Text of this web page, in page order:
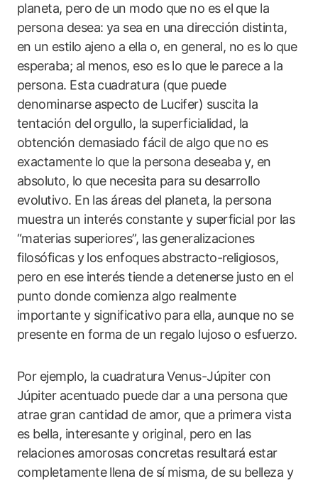
planeta, pero de un modo que no es el que la
persona desea: ya sea en una dirección distinta,
en un estilo ajeno a ella o, en general, no es lo que
esperaba; al menos, eso es lo que le parece a la
persona. Esta cuadratura (que puede
denominarse aspecto de Lucifer) suscita la
tentación del orgullo, la superficialidad, la
obtención demasiado fácil de algo que no es
exactamente lo que la persona deseaba y, en
absoluto, lo que necesita para su desarrollo
evolutivo. En las áreas del planeta, la persona
muestra un interés constante y superficial por las
“materias superiores”, las generalizaciones
filosóficas y los enfoques abstracto-religiosos,
pero en ese interés tiende a detenerse justo en el
punto donde comienza algo realmente
importante y significativo para ella, aunque no se
presente en forma de un regalo lujoso o esfuerzo.
Por ejemplo, la cuadratura Venus-Júpiter con
Júpiter acentuado puede dar a una persona que
atrae gran cantidad de amor, que a primera vista
es bella, interesante y original, pero en las
relaciones amorosas concretas resultará estar
completamente llena de sí misma, de su belleza y